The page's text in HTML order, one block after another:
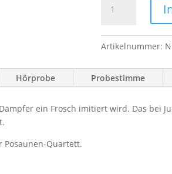
Frosch
Artikelnummer:
Hörprobe Probestimme
ein Frosch imitiert wird. Das bei
Quartett.